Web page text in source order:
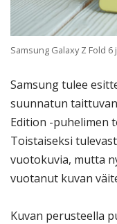
Samsung Galaxy Z Fold 6
Samsung tulee
suunnatun
Edition -puhelimen
Toistaiseksi
vuotokuvia, mutta
vuotanut kuvan
Kuvan perusteella